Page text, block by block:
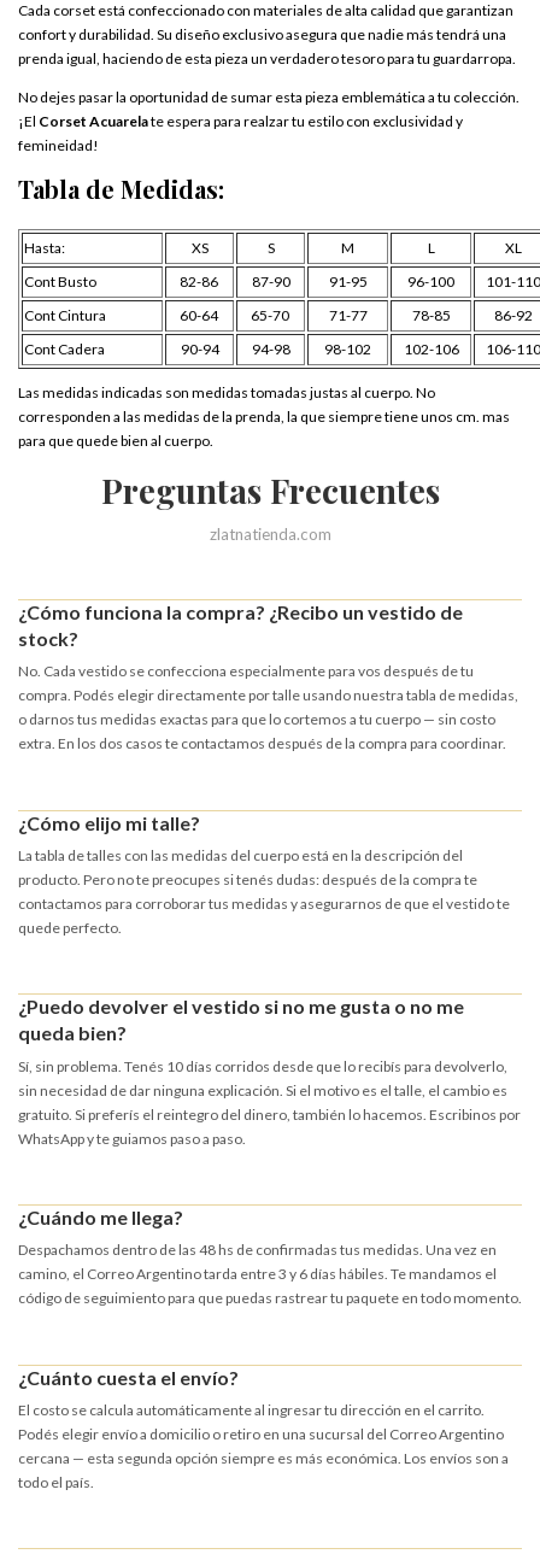
Cada corset está confeccionado con materiales de alta calidad que garantizan
confort y durabilidad. Su diseño exclusivo asegura que nadie más tendrá una
prenda igual, haciendo de esta pieza un verdadero tesoro para tu guardarropa.
No dejes pasar la oportunidad de sumar esta pieza emblemática a tu colección.
¡El Corset Acuarelate espera para realzar tu estilo con exclusividad y
femineidad!
Tabla de Medidas:
Hasta: XS S M L
XL
Cont Busto
82-86 87-90 91-95 96-100
101-110
Cont Cintura
60-64 65-70 71-77 78-85
86-92
Cont Cadera
90-94 94-98 98-102 102-106 106-110
Las medidas indicadas son medidas tomadas justas al cuerpo. No
corresponden a las medidas de la prenda, la que siempre tiene unos cm. mas
para que quede bien al cuerpo.
Preguntas Frecuentes
zlatnatienda.com
¿Cómo funciona la compra? ¿Recibo un vestido de
stock?
No. Cada vestido se confecciona especialmente para vos después de tu
compra. Podés elegir directamente por talle usando nuestra tabla de medidas,
o darnos tus medidas exactas para que lo cortemos a tu cuerpo — sin costo
extra. En los dos casos te contactamos después de la compra para coordinar.
¿Cómo elijo mi talle?
La tabla de talles con las medidas del cuerpo está en la descripción del
producto. Pero no te preocupes si tenés dudas: después de la compra te
contactamos para corroborar tus medidas y asegurarnos de que el vestido te
quede perfecto.
¿Puedo devolver el vestido si no me gusta o no me
queda bien?
Sí, sin problema. Tenés 10 días corridos desde que lo recibís para devolverlo,
sin necesidad de dar ninguna explicación. Si el motivo es el talle, el cambio es
gratuito. Si preferís el reintegro del dinero, también lo hacemos. Escribinos por
WhatsApp y te guiamos paso a paso.
¿Cuándo me llega?
Despachamos dentro de las 48 hs de confirmadas tus medidas. Una vez en
camino, el Correo Argentino tarda entre 3 y 6 días hábiles. Te mandamos el
código de seguimiento para que puedas rastrear tu paquete en todo momento.
¿Cuánto cuesta el envío?
El costo se calcula automáticamente al ingresar tu dirección en el carrito.
Podés elegir envío a domicilio o retiro en una sucursal del Correo Argentino
cercana — esta segunda opción siempre es más económica. Los envíos son a
todo el país.